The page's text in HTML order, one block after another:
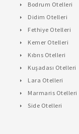
Bodrum Otelleri
Didim Otelleri
Fethiye Otelleri
Kemer Otelleri
Kıbrıs Otelleri
Kuşadası Otelleri
Lara Otelleri
Marmaris Otelleri
Side Otelleri